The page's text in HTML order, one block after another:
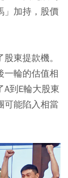
」加持，股價
東提款機。
一輪的估值相
到E輪大股東
可能陷入相當